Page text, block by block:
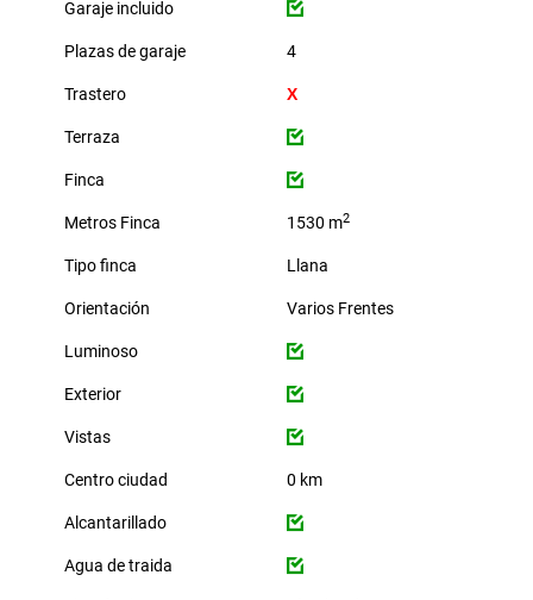
Garaje incluido
Plazas de garaje 4
Trastero
Terraza
Finca
Metros Finca 1530 m2
Tipo finca Llana
Orientación Varios Frentes
Luminoso
Exterior
Vistas
Centro ciudad 0 km
Alcantarillado
Agua de traida